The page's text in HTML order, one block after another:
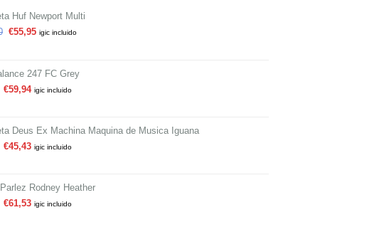
Huf Newport Multi
€55,95 igic incluido
247 FC Grey
€59,94 igic incluido
Deus Ex Machina Maquina de Musica Iguana
€45,43 igic incluido
Rodney Heather
€61,53 igic incluido